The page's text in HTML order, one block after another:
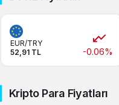
EUR/TRY
52,91 TL
-0.06%
Kripto Para Fiyatları